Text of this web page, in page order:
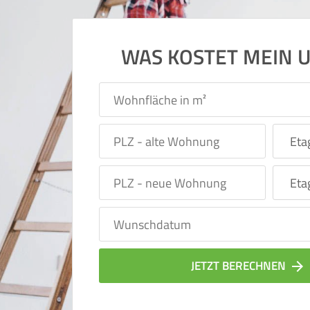
WAS KOSTET MEIN
JETZT BERECHNEN arrow_forward